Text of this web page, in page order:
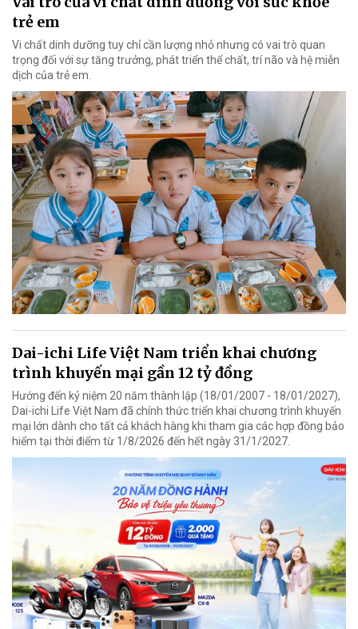
trẻ em
Vi chất dinh dưỡng tuy chỉ cần lượng nhỏ nhưng có vai trò quan
trọng đối với sự tăng trưởng, phát triển thể chất, trí não và hệ miễn
dịch của trẻ em.
Dai-ichi Life Việt Nam triển khai chương
trình khuyến mại gần 12 tỷ đồng
Hướng đến kỷ niệm 20 năm thành lập (18/01/2007 - 18/01/2027),
Dai-ichi Life Việt Nam đã chính thức triển khai chương trình khuyến
mại lớn dành cho tất cả khách hàng khi tham gia các hợp đồng bảo
hiểm tại thời điểm từ 1/8/2026 đến hết ngày 31/1/2027.